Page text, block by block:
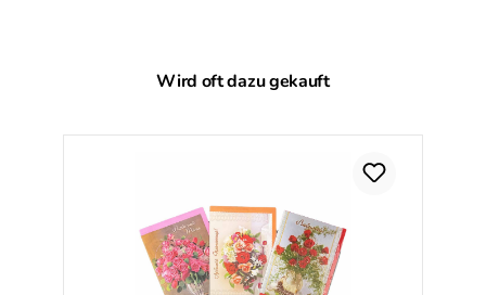
Produktgalerie überspringen
Wird oft dazu gekauft